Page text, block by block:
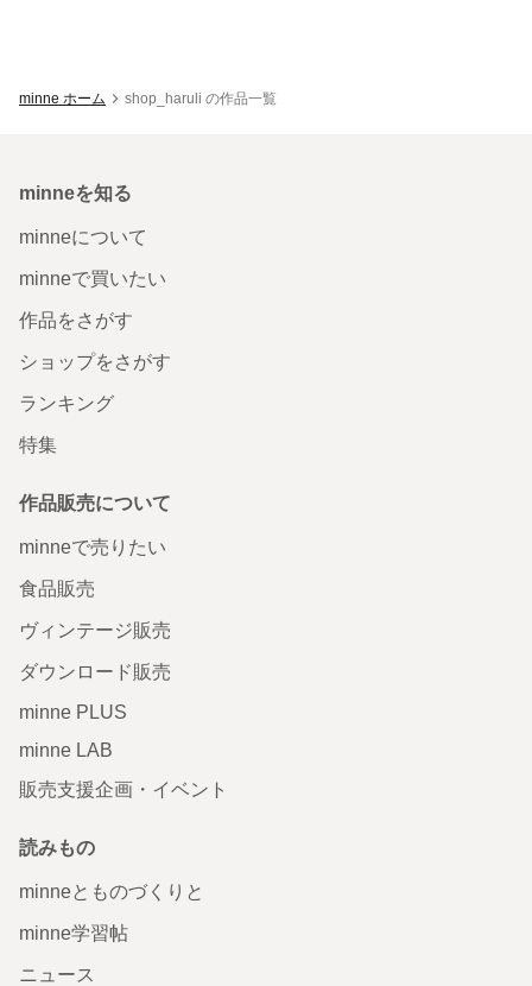
minne ホーム shop_haruli の作品一覧
minneを知る
minneについて
minneで買いたい
作品をさがす
ショップをさがす
ランキング
特集
作品販売について
minneで売りたい
食品販売
ヴィンテージ販売
ダウンロード販売
minne PLUS
minne LAB
販売支援企画・イベント
読みもの
minneとものづくりと
minne学習帖
ニュース